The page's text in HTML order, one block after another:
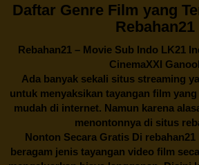
Daftar Genre Film yang
Rebahan21
Rebahan21 – Movie Sub Indo LK21
CinemaXXI Ganool
Ada banyak sekali situs streaming
untuk menyaksikan tayangan film
mudah di internet. Namun karena
menontonnya di situs
Nonton Secara Gratis Di rebahan21
beragam jenis tayangan video film